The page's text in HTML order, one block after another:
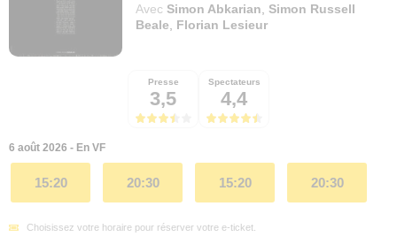
Avec Simon Abkarian ,Simon Russell
Beale
Florian Lesieur
Presse
3,5
Spectateurs
4,4
6 août 2026 - En VF
15:20 20:30 15:20 20:30
Choisissez votre horaire pour réserver votre e-ticket.